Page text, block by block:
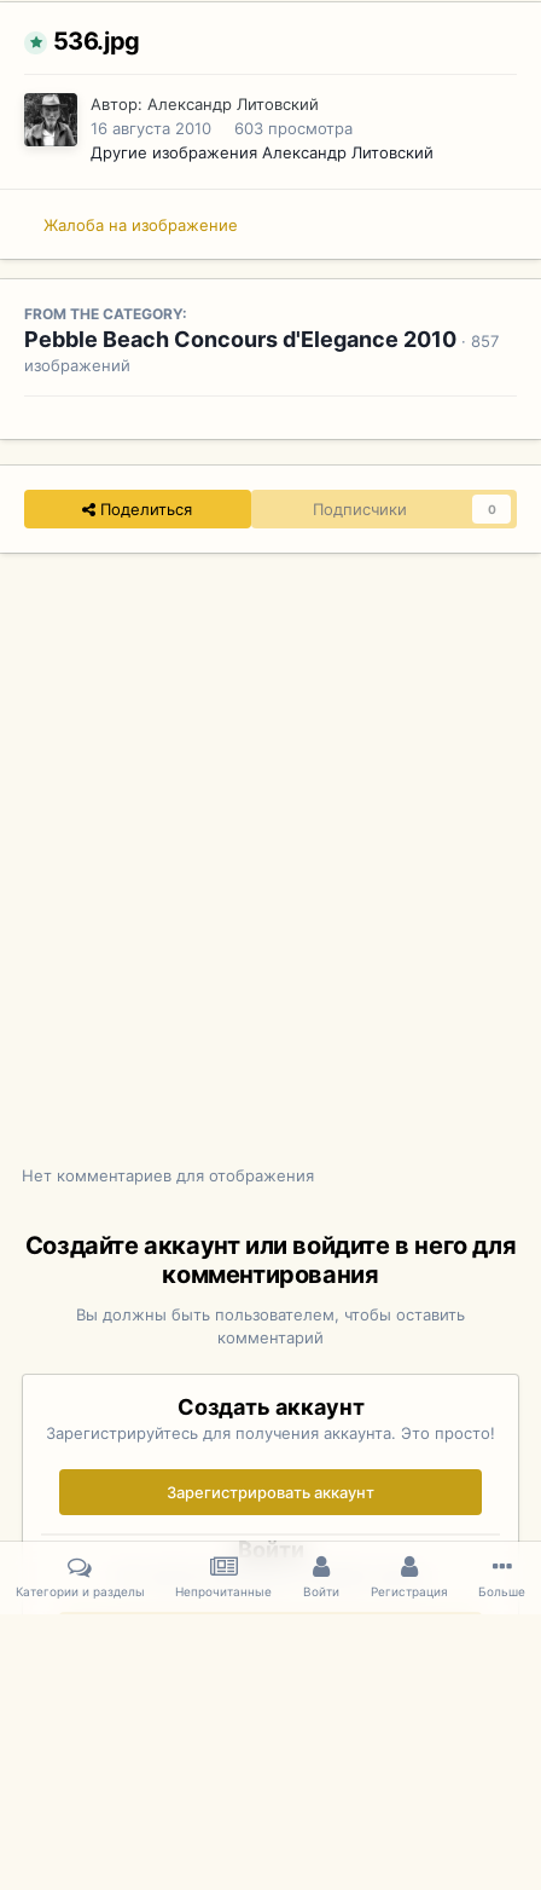
536.jpg
Автор: Александр Литовский
16 августа 2010
603 просмотра
Другие изображения Александр Литовский
Жалоба на изображение
FROM THE CATEGORY:
Pebble Beach Concours d'Elegance 2010 · 857
изображений
Поделиться Подписчики 0
Нет комментариев для отображения
Создайте аккаунт или войдите в него для
комментирования
Вы должны быть пользователем, чтобы оставить
комментарий
Создать аккаунт
Зарегистрируйтесь для получения аккаунта. Это просто!
Зарегистрировать аккаунт
Войти
Уже зарегистрированы? Войдите здесь.
Категории и разделы Непрочитанные Войти Регистрация Больше